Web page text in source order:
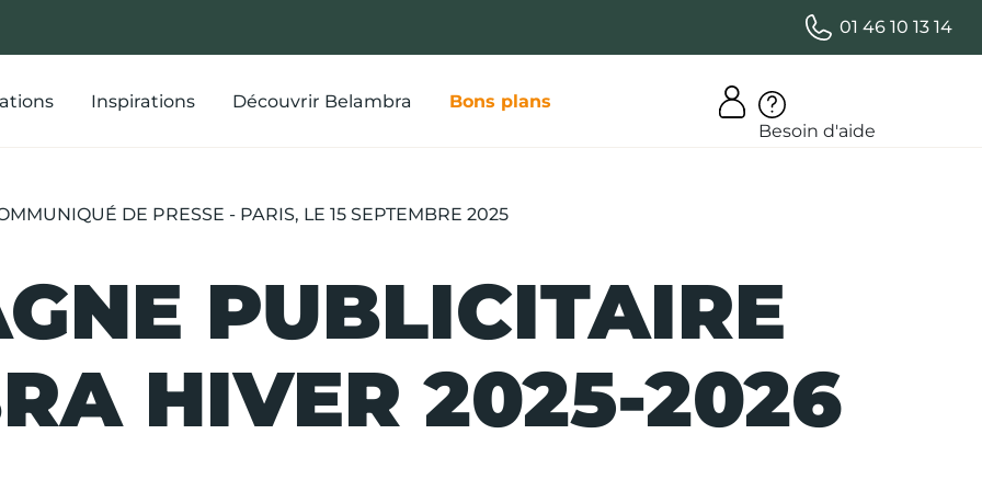
01 46 10 13 14
Inspirations Découvrir Belambra
Bons plans
Besoin d'aide
DE PRESSE - PARIS, LE 15 SEPTEMBRE 2025
PUBLICITAIRE
HIVER 2025-2026